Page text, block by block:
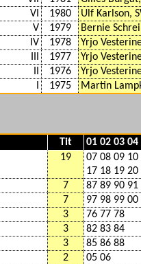
VI
1980
Ulf Karlson,
V
1979
Bernie
IV
1978
Yrjo
1977
Yrjo
1976
Yrjo
1975 Martin
Tit
01 02 03
19
07 08 09
17 18 19
7
87 89 90 91
7
97 98 99
3
76 77 78
3
82 83 84
3
85 86 88
2
05 06